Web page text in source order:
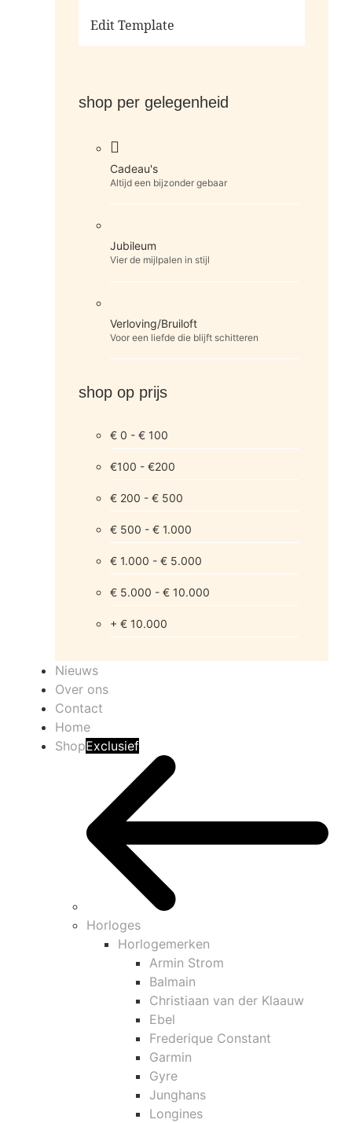
Edit Template
shop per gelegenheid
Cadeau's
Altijd een bijzonder gebaar
Jubileum
Vier de mijlpalen in stijl
Verloving/Bruiloft
Voor een liefde die blijft schitteren
shop op prijs
€ 0 - € 100
€100 - €200
€ 200 - € 500
€ 500 - € 1.000
€ 1.000 - € 5.000
€ 5.000 - € 10.000
+ € 10.000
Nieuws
Over ons
Contact
Home
ShopExclusief
Horloges
Horlogemerken
Armin Strom
Balmain
Christiaan van der Klaauw
Ebel
Frederique Constant
Garmin
Gyre
Junghans
Longines